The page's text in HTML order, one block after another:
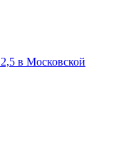
в Московской